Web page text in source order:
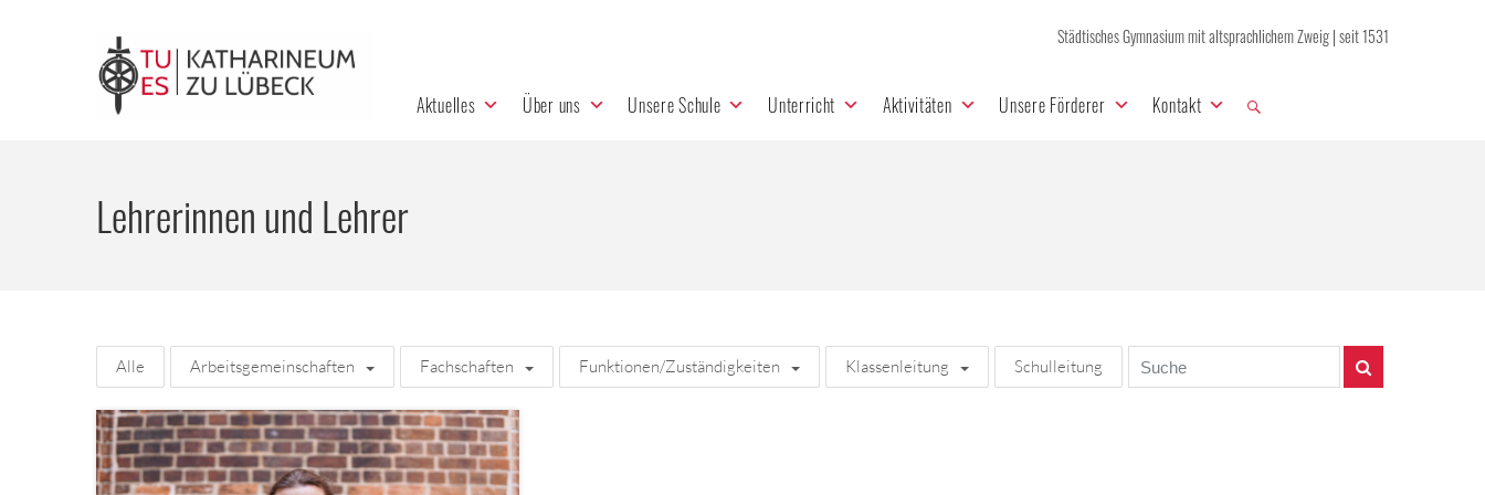
Städtisches Gymnasium mit altsprachlichem Zweig | seit 1531
Aktuelles Über uns Unsere Schule Unterricht Aktivitäten Unsere Förderer Kontakt
Lehrerinnen und Lehrer
Alle Arbeitsgemeinschaften Fachschaften Funktionen/Zuständigkeiten Klassenleitung Schulleitung